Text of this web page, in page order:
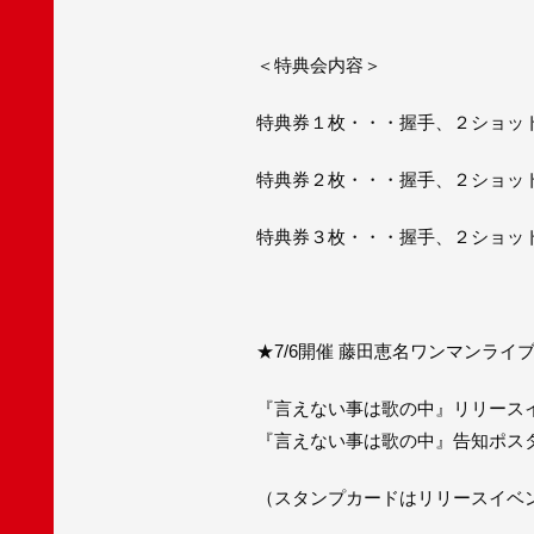
＜特典会内容＞
特典券１枚・・・握手、２ショッ
特典券２枚・・・握手、２ショッ
特典券３枚・・・握手、２ショッ
★7/6開催 藤田恵名ワンマンライ
『言えない事は歌の中』リリー
『言えない事は歌の中』告知ポ
（スタンプカードはリリースイ